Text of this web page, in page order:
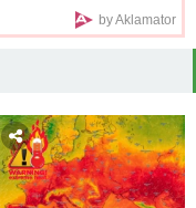
by Aklamator